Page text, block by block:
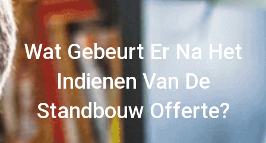
Wat Gebeurt Er Na Het
Indienen Van De
Standbouw Offerte?